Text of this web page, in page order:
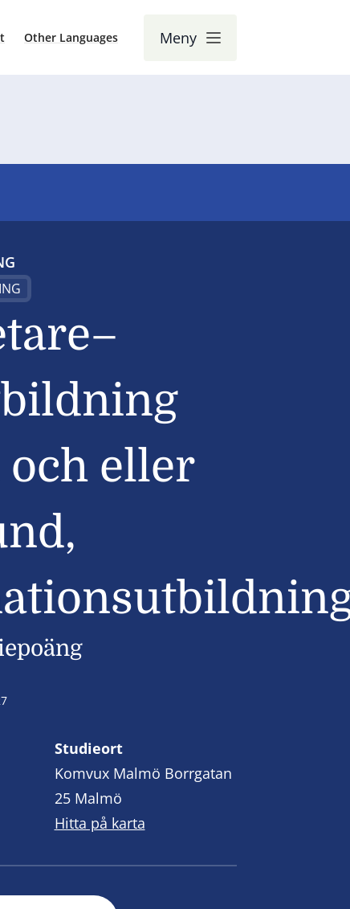
Other Languages Meny
och eller
Studieort
Komvux Malmö Borrgatan
25 Malmö
Hitta på karta